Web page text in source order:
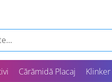
Cărămidă Placaj Klinker